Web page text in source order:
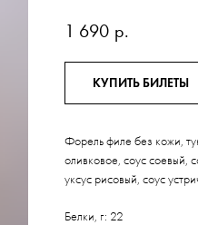
1 690 р.
КУПИТЬ БИЛЕТЫ
Форель филе без кожи,
оливковое, соус соевый,
уксус рисовый, соус
Белки, г: 22